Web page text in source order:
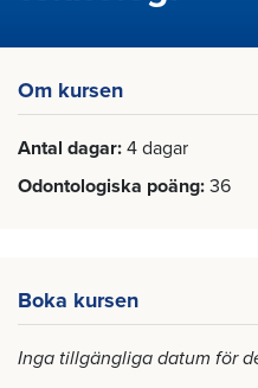
Om kursen
Antal dagar 4 dagar
Odontologiska poäng 36
Boka kursen
Inga tillgängliga datum för